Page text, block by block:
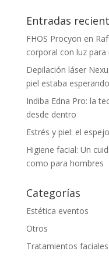
Entradas
FHOS Procyon en
corporal con luz
Depilación láser
piel estaba esperando
Indiba Edna Pro: la
desde dentro
Estrés y piel: el
Higiene facial: Un
como para hombres
Categorías
Estética eventos
Otros
Tratamientos